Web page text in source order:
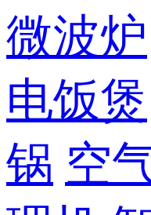
微波炉
电饭煲
锅 空